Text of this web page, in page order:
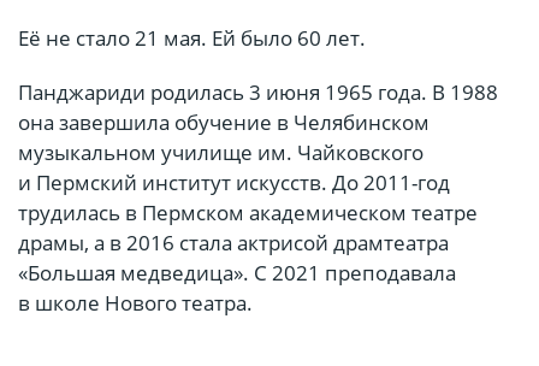
Её не стало 21 мая. Ей было 60 лет.
Панджариди родилась 3 июня 1965 года. В 1988
она завершила обучение в Челябинском
музыкальном училище им. Чайковского
и Пермский институт искусств. До 2011-год
трудилась в Пермском академическом театре
драмы, а в 2016 стала актрисой драмтеатра
«Большая медведица». С 2021 преподавала
в школе Нового театра.